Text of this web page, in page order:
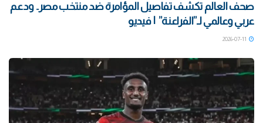
صحف العالم تكشف تفاصيل المؤامرة ضد منتخب مصر.. ودعم
عربي وعالمي لـ”الفراعنة” | فيديو